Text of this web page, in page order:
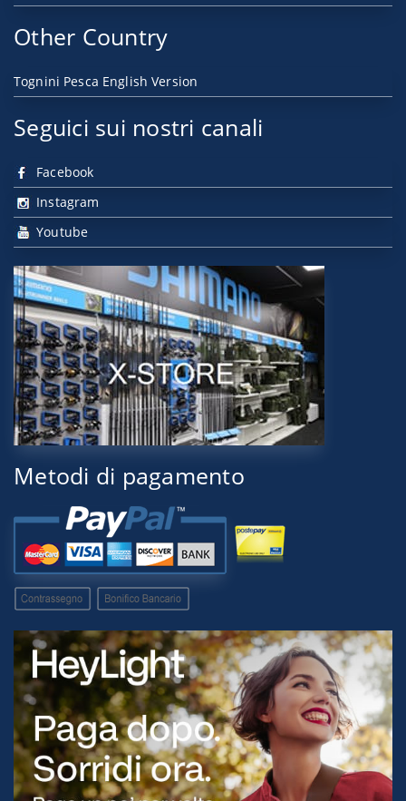
Other Country
Tognini Pesca English Version
Seguici sui nostri canali
Facebook
Instagram
Youtube
Metodi di pagamento